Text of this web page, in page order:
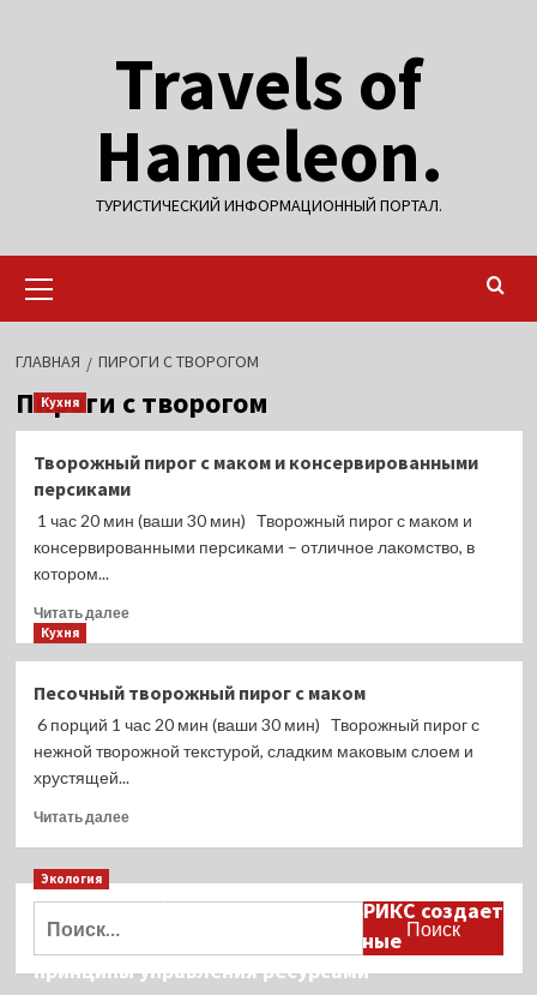
Travels of
Hameleon.
ТУРИСТИЧЕСКИЙ ИНФОРМАЦИОННЫЙ ПОРТАЛ.
меню
ГЛАВНАЯ ПИРОГИ С ТВОРОГОМ
Пироги с творогом
Кухня
Творожный пирог с маком и консервированными
персиками
1 час 20 мин (ваши 30 мин) Творожный пирог с маком и
консервированными персиками – отличное лакомство, в
котором...
Читать далееПрочитать
пирог
с
маком
персиками
Кухня
Песочный творожный пирог с маком
6 порций 1 час 20 мин (ваши 30 мин) Творожный пирог с
нежной творожной текстурой, сладким маковым слоем и
хрустящей...
Читать далееПрочитать
Песочный
творожный
с
маком
Экология
Дмитрий Кобылкин: площадка БРИКС создает
возможность сформировать единые
принципы управления ресурсами